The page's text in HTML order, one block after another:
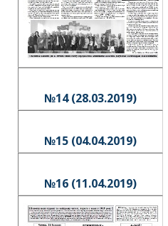
№14 (28.03.2019)
№15 (04.04.2019)
№16 (11.04.2019)